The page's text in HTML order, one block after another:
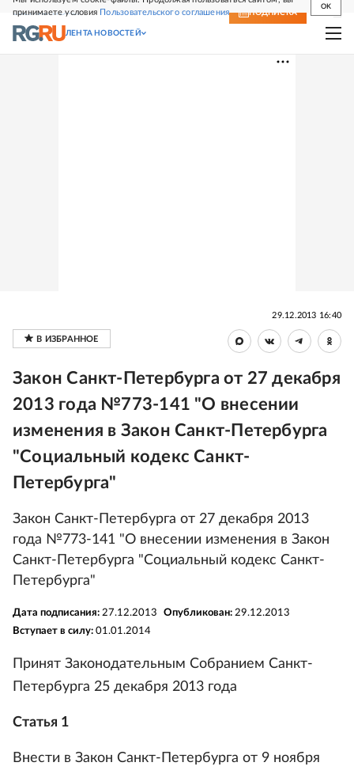
принимаете условия Пользовательского соглашения
OK
СВЕЖИЙ НОМЕР ПОДПИСКА
ЛЕНТА НОВОСТЕЙ
29.12.2013 16:40
Закон Санкт-Петербурга от 27 декабря
2013 года №773-141 "О внесении
изменения в Закон Санкт-Петербурга
"Социальный кодекс Санкт-
Петербурга"
Закон Санкт-Петербурга от 27 декабря 2013
года №773-141 "О внесении изменения в Закон
Санкт-Петербурга "Социальный кодекс Санкт-
Петербурга"
Дата подписания: 27.12.2013 Опубликован: 29.12.2013
Вступает в силу: 01.01.2014
Принят Законодательным Собранием Санкт-
Петербурга 25 декабря 2013 года
Статья 1
Внести в Закон Санкт-Петербурга от 9 ноября